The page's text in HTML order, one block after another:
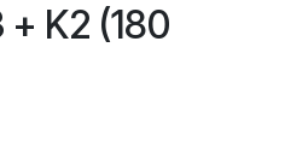
K2 (180